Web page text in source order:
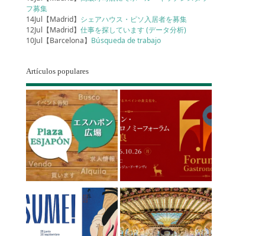
フ募集
14Jul【Madrid】 シェアハウス・ピソ入居者を募集
12Jul【Madrid】仕事を探しています (データ分析)
10Jul【Barcelona】 Búsqueda de trabajo
Artículos populares